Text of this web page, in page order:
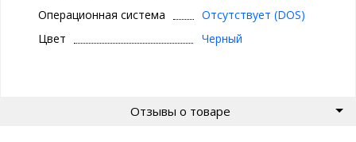
Операционная система
Отсутствует (DOS)
Цвет
Черный
Отзывы о товаре